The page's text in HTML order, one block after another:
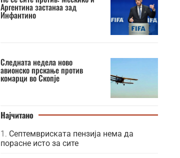
Аргентина застанаа зад
Инфантино
Следната недела ново
авионско прскање против
комарци во Скопје
Најчитано
Септемвриската пензија нема да
порасне исто за сите